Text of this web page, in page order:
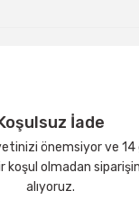
İade
önemsiyor ve 14
koşul olmadan
alıyoruz.